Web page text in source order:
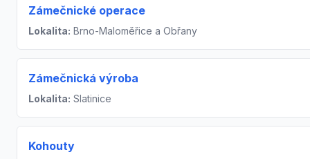
Zámečnické operace
Lokalita: Brno-Maloměřice a Obřany
Zámečnická výroba
Lokalita: Slatinice
Kohouty